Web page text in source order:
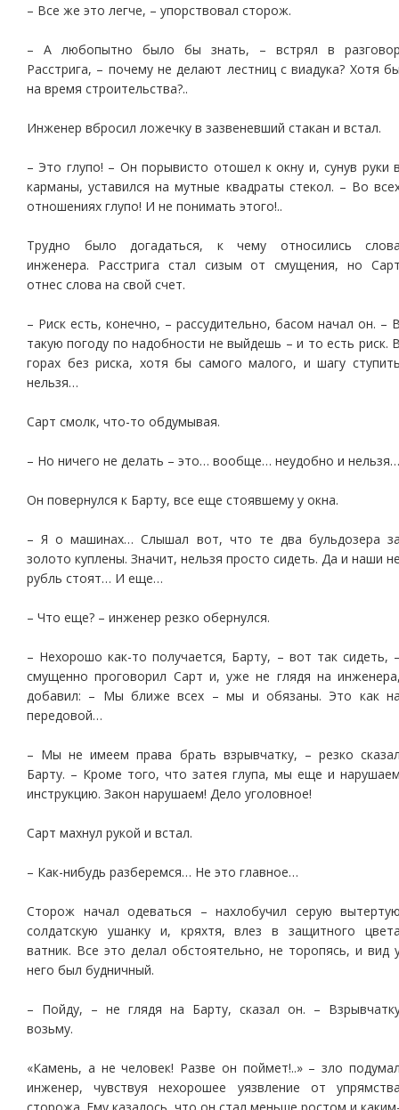
– Все же это легче, – упорствовал сторож.
– А любопытно было бы знать, – встрял в
Расстрига, – почему не делают лестниц с виадука? Хотя
на время строительства?..
Инженер вбросил ложечку в зазвеневший стакан и встал.
– Это глупо! – Он порывисто отошел к окну и, сунув руки
карманы, уставился на мутные квадраты стекол. – Во
отношениях глупо! И не понимать этого!..
Трудно было догадаться, к чему относились
инженера. Расстрига стал сизым от смущения, но
отнес слова на свой счет.
– Риск есть, конечно, – рассудительно, басом начал он. –
такую погоду по надобности не выйдешь – и то есть риск.
горах без риска, хотя бы самого малого, и шагу
нельзя…
Сарт смолк, что-то обдумывая.
– Но ничего не делать – это… вообще… неудобно и нельзя…
Он повернулся к Барту, все еще стоявшему у окна.
– Я о машинах… Слышал вот, что те два бульдозера
золото куплены. Значит, нельзя просто сидеть. Да и наши
рубль стоят… И еще…
– Что еще? – инженер резко обернулся.
– Нехорошо как-то получается, Барту, – вот так сидеть,
смущенно проговорил Сарт и, уже не глядя на
добавил: – Мы ближе всех – мы и обязаны. Это как
передовой…
– Мы не имеем права брать взрывчатку, – резко
Барту. – Кроме того, что затея глупа, мы еще и
инструкцию. Закон нарушаем! Дело уголовное!
Сарт махнул рукой и встал.
– Как-нибудь разберемся… Не это главное…
Сторож начал одеваться – нахлобучил серую
солдатскую ушанку и, кряхтя, влез в защитного
ватник. Все это делал обстоятельно, не торопясь, и вид
него был будничный.
– Пойду, – не глядя на Барту, сказал он. –
возьму.
«Камень, а не человек! Разве он поймет!..» – зло
инженер, чувствуя нехорошее уязвление от